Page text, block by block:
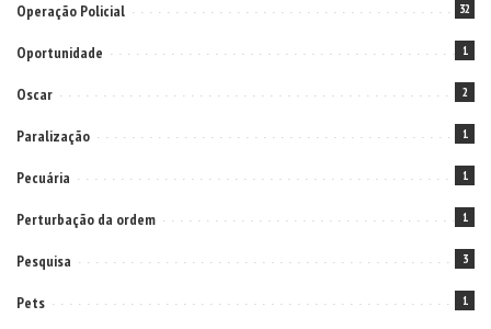
Operação Policial 32
Oportunidade 1
Oscar 2
Paralização 1
Pecuária 1
Perturbação da ordem 1
Pesquisa 3
Pets 1